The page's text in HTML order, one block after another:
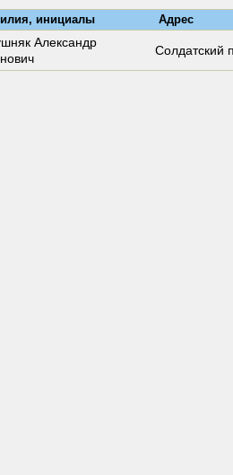
инициалы Адрес
Александр
Солдатский